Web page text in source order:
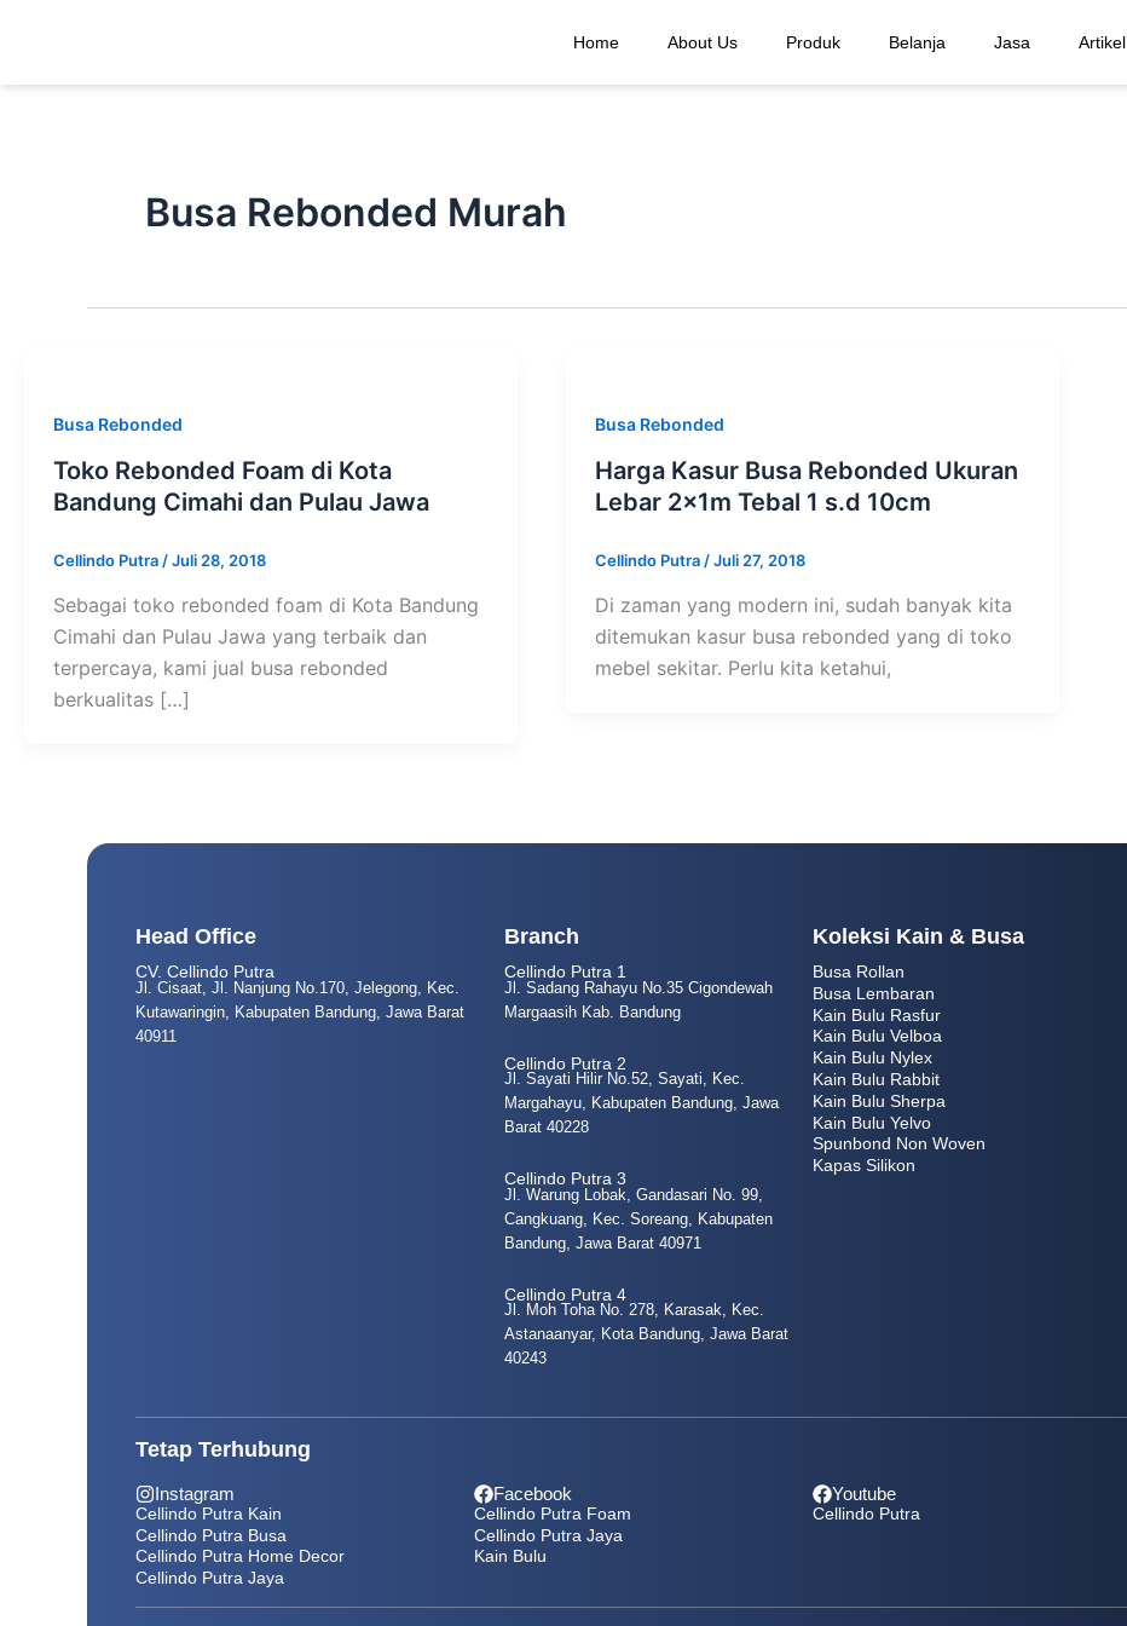
Home About Us Produk Belanja Jasa Artikel
Busa Rebonded Murah
Busa Rebonded
Toko Rebonded Foam di Kota
Bandung Cimahi dan Pulau Jawa
Cellindo Putra /Juli 28, 2018
Sebagai toko rebonded foam di Kota Bandung
Cimahi dan Pulau Jawa yang terbaik dan
terpercaya, kami jual busa rebonded
berkualitas […]
Busa Rebonded
Harga Kasur Busa Rebonded Ukuran
Lebar 2x1m Tebal 1 s.d 10cm
Cellindo Putra /Juli 27, 2018
Di zaman yang modern ini, sudah banyak kita
ditemukan kasur busa rebonded yang di toko
mebel sekitar. Perlu kita ketahui,
Head Office
CV. Cellindo Putra
Jl. Cisaat, Jl. Nanjung No.170, Jelegong, Kec.
Kutawaringin, Kabupaten Bandung, Jawa Barat
40911
Branch
Cellindo Putra 1
Cellindo Putra 4
Jl. Sadang Rahayu No.35 Cigondewah
Margaasih Kab. Bandung
Cellindo Putra 2
Jl. Sayati Hilir No.52, Sayati, Kec.
Margahayu, Kabupaten Bandung, Jawa
Barat 40228
Jl. Moh Toha No. 278, Karasak, Kec.
Astanaanyar, Kota Bandung, Jawa Barat
40243
Cellindo Putra 3
Jl. Warung Lobak, Gandasari No. 99,
Cangkuang, Kec. Soreang, Kabupaten
Bandung, Jawa Barat 40971
Koleksi Kain & Busa
Busa Rollan
Busa Lembaran
Kain Bulu Rasfur
Kain Bulu Velboa
Kain Bulu Nylex
Kain Bulu Rabbit
Kain Bulu Sherpa
Kain Bulu Yelvo
Spunbond Non Woven
Kapas Silikon
Tetap Terhubung
Instagram
Cellindo Putra Kain
Cellindo Putra Busa
Cellindo Putra Home Decor
Cellindo Putra Jaya
Facebook
Cellindo Putra Foam
Cellindo Putra Jaya
Kain Bulu
Youtube
Cellindo Putra